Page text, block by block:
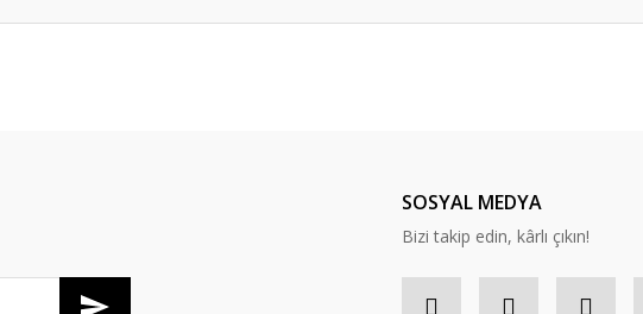
SOSYAL MEDYA
Bizi takip edin, kârlı çıkın!